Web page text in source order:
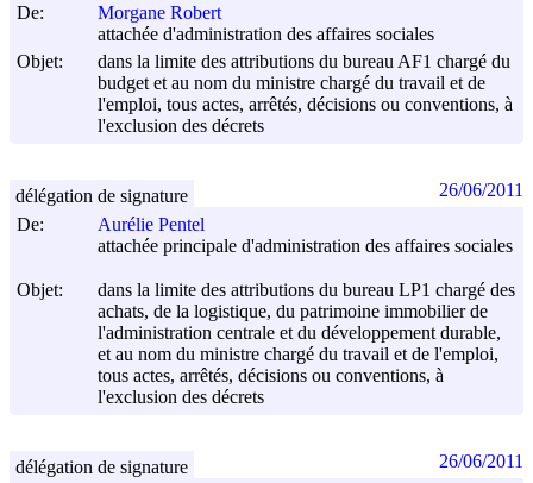
De:
Morgane Robert
attachée d'administration des affaires sociales
Objet:
dans la limite des attributions du bureau AF1 chargé du
budget et au nom du ministre chargé du travail et de
l'emploi, tous actes, arrêtés, décisions ou conventions, à
l'exclusion des décrets
De:
Aurélie Pentel
attachée principale d'administration des affaires sociales
Objet:
dans la limite des attributions du bureau LP1 chargé des
achats, de la logistique, du patrimoine immobilier de
l'administration centrale et du développement durable,
et au nom du ministre chargé du travail et de l'emploi,
tous actes, arrêtés, décisions ou conventions, à
l'exclusion des décrets
délégation de signature 26/06/2011
délégation de signature 26/06/2011